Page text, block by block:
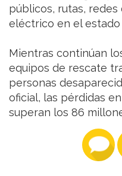
públicos, rutas,
eléctrico en el
Mientras continúan
equipos de rescate
personas
oficial, las pérdidas
superan los 86